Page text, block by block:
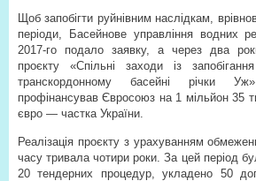
Щоб запобігти руйнівним наслідкам,
періоди, Басейнове управління водних
2017-го подало заявку, а через два
проєкту «Спільні заходи із
транскордонному басейні річки
профінансував Євросоюз на 1 мільйон 35
євро — частка України.
Реалізація проєкту з урахуванням
часу тривала чотири роки. За цей період
20 тендерних процедур, укладено 50